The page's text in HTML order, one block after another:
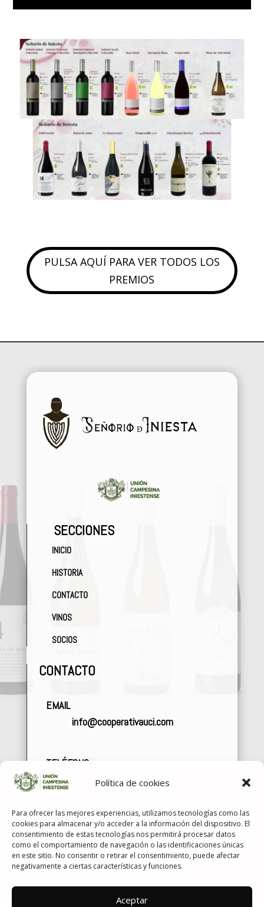
Política de cookies
Para ofrecer las mejores experiencias, utilizamos tecnologías como las
cookies para almacenar y/o acceder a la información del dispositivo. El
consentimiento de estas tecnologías nos permitirá procesar datos
como el comportamiento de navegación o las identificaciones únicas
en este sitio. No consentir o retirar el consentimiento, puede afectar
negativamente a ciertas características y funciones.
Aceptar
PULSA AQUÍ PARA VER TODOS LOS
PREMIOS
SECCIONES
INICIO
HISTORIA
CONTACTO
VINOS
SOCIOS
CONTACTO
EMAIL
info@cooperativauci.com
TELÉFONO
+34
967 49 01 20
© 2026 Union Campesina Iniestense S.Coop Clm